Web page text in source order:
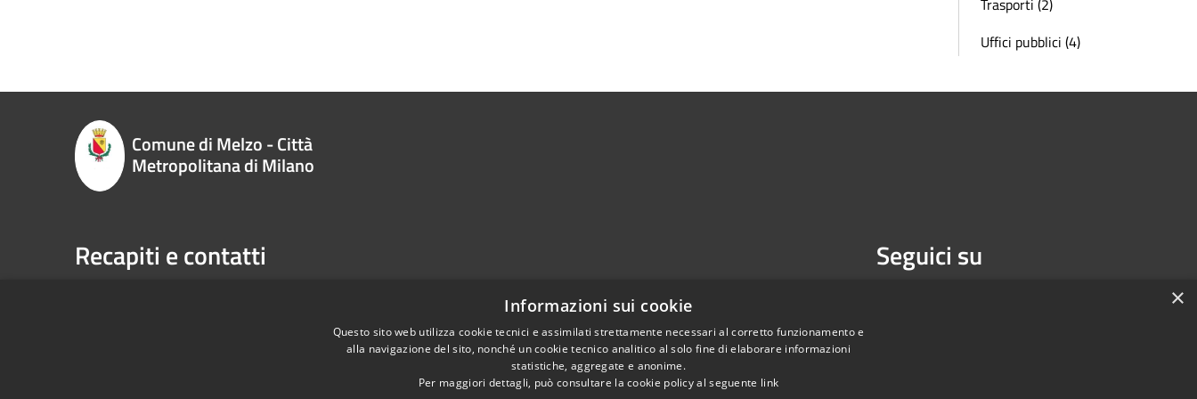
Trasporti (2)
Uffici pubblici (4)
Comune di Melzo - Città
Metropolitana di Milano
Recapiti e contatti
spaziocitta@comune.melzo.mi.it
Pec:comunemelzo@pec.it
Seguici su
×
Informazioni sui cookie
Questo sito web utilizza cookie tecnici e assimilati strettamente necessari al corretto funzionamento e
alla navigazione del sito, nonché un cookie tecnico analitico al solo fine di elaborare informazioni
statistiche, aggregate e anonime.
Per maggiori dettagli, può consultare la cookie policy al seguente link